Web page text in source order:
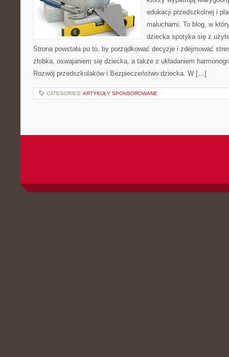
edukacji przedszkolnej i
maluchami. To blog, w
dziecka spotyka się z
Strona powstała po to, by porządkować decyzje i zdejmować
żłobka, oswajaniem się dziecka, a także z układaniem
Rozwój przedszkolaków i Bezpieczeństwo dziecka. W […]
CATEGORIES: ARTYKUŁY SPONSOROWANE